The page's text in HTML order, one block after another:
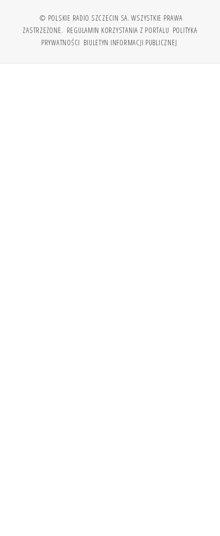
© POLSKIE RADIO SZCZECIN SA. WSZYSTKIE PRAWA
ZASTRZEŻONE. REGULAMIN KORZYSTANIA Z PORTALU POLITYKA
PRYWATNOŚCI BIULETYN INFORMACJI PUBLICZNEJ